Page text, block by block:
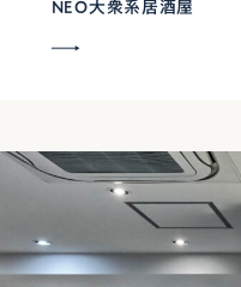
NEO大衆系居酒屋